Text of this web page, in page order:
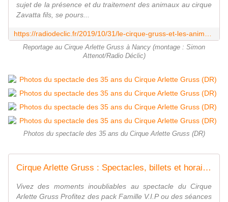
sujet de la présence et du traitement des animaux au cirque
Zavatta fils, se pours...
Reportage au Cirque Arlette Gruss à Nancy (montage : Simon
Attenot/Radio Déclic)
Photos du spectacle des 35 ans du Cirque Arlette Gruss (DR)
Cirque Arlette Gruss : Spectacles, billets et horaires - En tournée
Vivez des moments inoubliables au spectacle du Cirque
Arlette Gruss Profitez des pack Famille V.I.P ou des séances